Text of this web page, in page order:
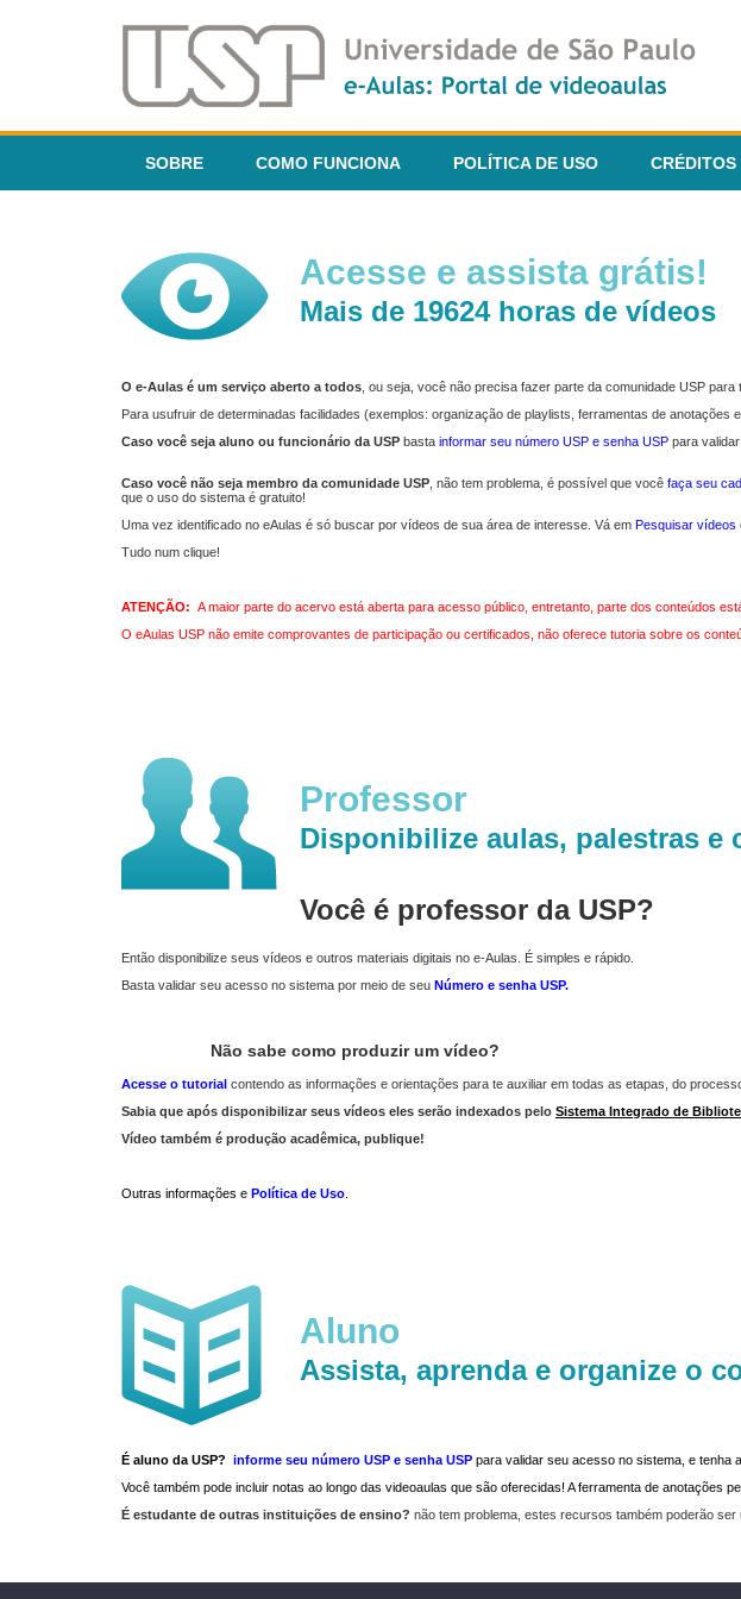
SOBRE COMO FUNCIONA POLÍTICA DE USO CRÉDITOS
Acesse e assista grátis!
Mais de 19624 horas de vídeos
O e-Aulas é um serviço aberto a todos , ou seja, você não precisa fazer parte da comunidade USP
Para usufruir de determinadas facilidades (exemplos: organização de playlists, ferramentas de
Caso você seja aluno ou funcionário da USP basta informar seu número USP e senha USP para
Caso você não seja membro da comunidade USP , não tem problema, é possível que você faça seu
que o uso do sistema é gratuito!
Uma vez identificado no eAulas é só buscar por vídeos de sua área de interesse. Vá em Pesquisar vídeos
Tudo num clique!
ATENÇÃO: A maior parte do acervo está aberta para acesso público, entretanto, parte dos conteúdos
O eAulas USP não emite comprovantes de participação ou certificados, não oferece tutoria sobre os
Professor
Disponibilize aulas, palestras e
Você é professor da USP?
Então disponibilize seus vídeos e outros materiais digitais no e-Aulas. É simples e rápido.
Basta validar seu acesso no sistema por meio de seu Número e senha USP.
Não sabe como produzir um vídeo?
Acesse o tutorial contendo as informações e orientações para te auxiliar em todas as etapas, do
Sabia que após disponibilizar seus vídeos eles serão indexados pelo Sistema Integrado de
Vídeo também é produção acadêmica, publique!
Outras informações e Política de Uso
Aluno
Assista, aprenda e organize o
É aluno da USP? informe seu número USP e senha USP para validar seu acesso no sistema, e tenha
Você também pode incluir notas ao longo das videoaulas que são oferecidas! A ferramenta de
É estudante de outras instituições de ensino? não tem problema, estes recursos também poderão